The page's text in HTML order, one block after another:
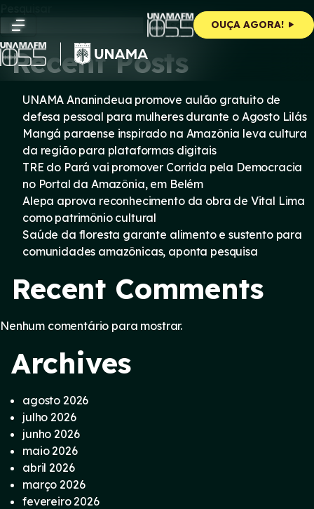
content
OUÇA AGORA!
Pesquisar
Pesquisar
Recent Posts
UNAMA Ananindeua promove aulão gratuito de
defesa pessoal para mulheres durante o Agosto Lilás
Mangá paraense inspirado na Amazônia leva cultura
da região para plataformas digitais
TRE do Pará vai promover Corrida pela Democracia
no Portal da Amazônia, em Belém
Alepa aprova reconhecimento da obra de Vital Lima
como patrimônio cultural
Saúde da floresta garante alimento e sustento para
comunidades amazônicas, aponta pesquisa
Recent Comments
Nenhum comentário para mostrar.
Archives
agosto 2026
julho 2026
junho 2026
maio 2026
abril 2026
março 2026
fevereiro 2026